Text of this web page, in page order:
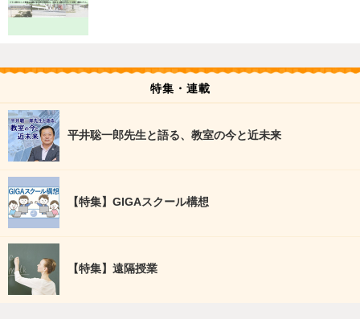
特集・連載
平井聡一郎先生と語る、教室の今と近未来
【特集】GIGAスクール構想
【特集】遠隔授業